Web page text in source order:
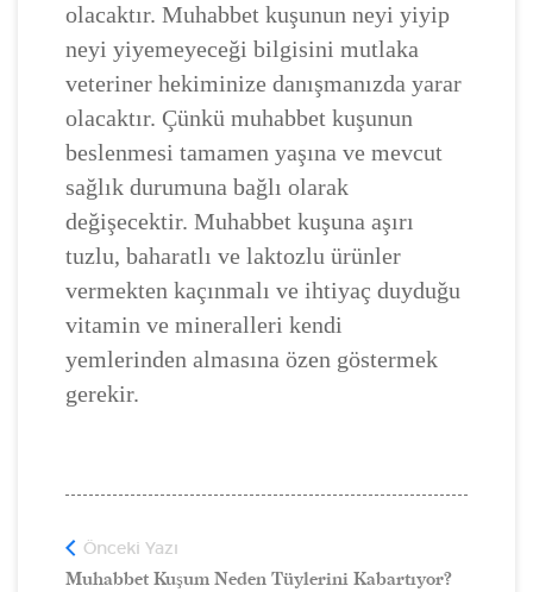
olacaktır. Muhabbet kuşunun neyi yiyip
neyi yiyemeyeceği bilgisini mutlaka
veteriner hekiminize danışmanızda yarar
olacaktır. Çünkü muhabbet kuşunun
beslenmesi tamamen yaşına ve mevcut
sağlık durumuna bağlı olarak
değişecektir. Muhabbet kuşuna aşırı
tuzlu, baharatlı ve laktozlu ürünler
vermekten kaçınmalı ve ihtiyaç duyduğu
vitamin ve mineralleri kendi
yemlerinden almasına özen göstermek
gerekir.
Önceki Yazı
Muhabbet Kuşum Neden Tüylerini Kabartıyor?